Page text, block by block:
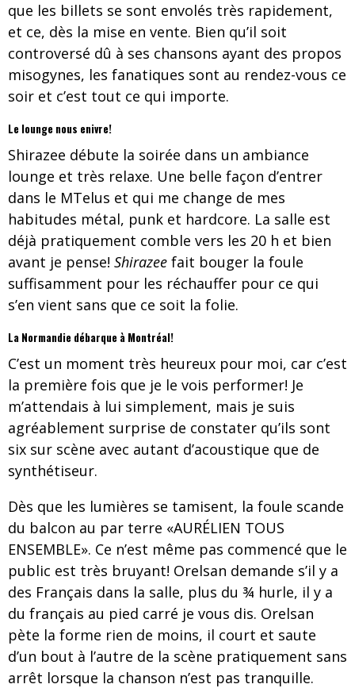
que les billets se sont envolés très rapidement,
et ce, dès la mise en vente. Bien qu’il soit
controversé dû à ses chansons ayant des propos
misogynes, les fanatiques sont au rendez-vous ce
soir et c’est tout ce qui importe.
Le lounge nous enivre!
Shirazee débute la soirée dans un ambiance
lounge et très relaxe. Une belle façon d’entrer
dans le MTelus et qui me change de mes
habitudes métal, punk et hardcore. La salle est
déjà pratiquement comble vers les 20 h et bien
avant je pense! Shirazee fait bouger la foule
suffisamment pour les réchauffer pour ce qui
s’en vient sans que ce soit la folie.
La Normandie débarque à Montréal!
C’est un moment très heureux pour moi, car c’est
la première fois que je le vois performer! Je
m’attendais à lui simplement, mais je suis
agréablement surprise de constater qu’ils sont
six sur scène avec autant d’acoustique que de
synthétiseur.
Dès que les lumières se tamisent, la foule scande
du balcon au par terre «AURÉLIEN TOUS
ENSEMBLE». Ce n’est même pas commencé que le
public est très bruyant! Orelsan demande s’il y a
des Français dans la salle, plus du ¾ hurle, il y a
du français au pied carré je vous dis. Orelsan
pète la forme rien de moins, il court et saute
d’un bout à l’autre de la scène pratiquement sans
arrêt lorsque la chanson n’est pas tranquille.